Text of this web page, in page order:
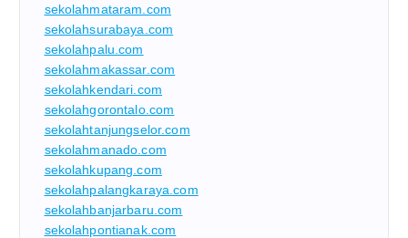
sekolahmataram.com
sekolahsurabaya.com
sekolahpalu.com
sekolahmakassar.com
sekolahkendari.com
sekolahgorontalo.com
sekolahtanjungselor.com
sekolahmanado.com
sekolahkupang.com
sekolahpalangkaraya.com
sekolahbanjarbaru.com
sekolahpontianak.com